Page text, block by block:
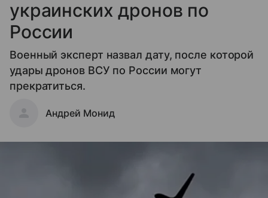
украинских дронов по
России
Военный эксперт назвал дату, после которой
удары дронов ВСУ по России могут
прекратиться.
Андрей Монид